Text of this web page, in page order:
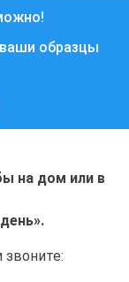
образцы
на дом или в
звоните: